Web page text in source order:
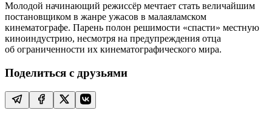
Молодой начинающий режиссёр мечтает стать величайшим
постановщиком в жанре ужасов в малаяламском
кинематографе. Парень полон решимости «спасти» местную
киноиндустрию, несмотря на предупреждения отца
об ограниченности их кинематографического мира.
Поделиться с друзьями